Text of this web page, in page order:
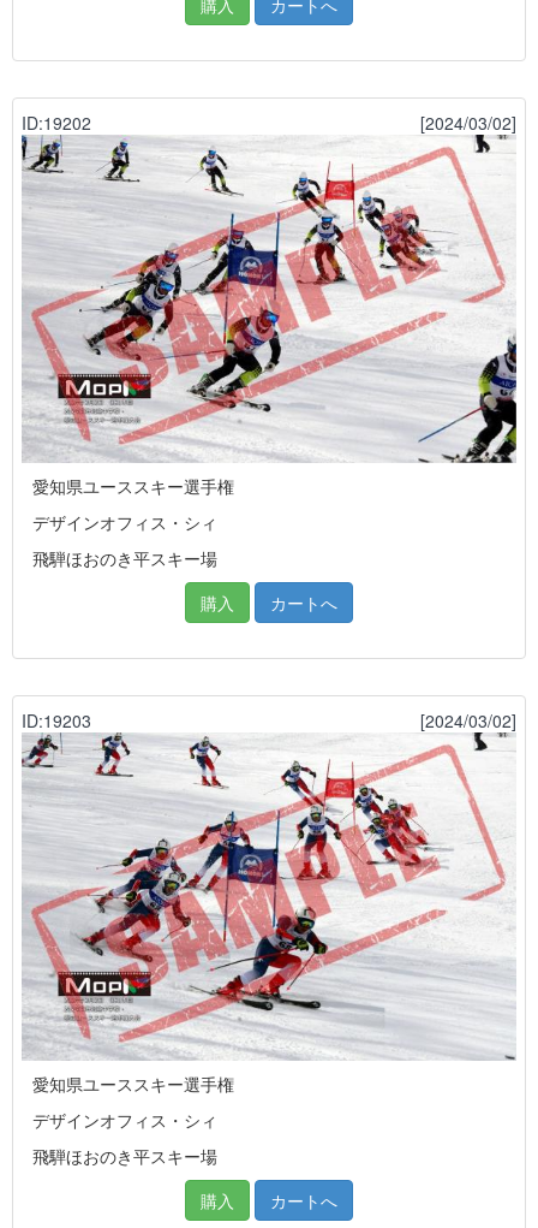
購入 カートへ
ID:19202 [2024/03/02]
愛知県ユーススキー選手権
デザインオフィス・シィ
飛騨ほおのき平スキー場
購入
カートへ
ID:19203 [2024/03/02]
愛知県ユーススキー選手権
デザインオフィス・シィ
飛騨ほおのき平スキー場
購入
カートへ